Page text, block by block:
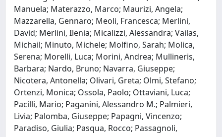
Manuela; Materazzo, Marco; Maurizi, Angela;
Mazzarella, Gennaro; Meoli, Francesca; Merlini,
David; Merlini, Ilenia; Micalizzi, Alessandra; Vailas,
Michail; Minuto, Michele; Molfino, Sarah; Molica,
Serena; Morelli, Luca; Morini, Andrea; Mullineris,
Barbara; Nardo, Bruno; Navarra, Giuseppe;
Nicotera, Antonella; Olivari, Greta; Olmi, Stefano;
Ortenzi, Monica; Ossola, Paolo; Ottaviani, Luca;
Pacilli, Mario; Paganini, Alessandro M.; Palmieri,
Livia; Palomba, Giuseppe; Papagni, Vincenzo;
Paradiso, Giulia; Pasqua, Rocco; Passagnoli,